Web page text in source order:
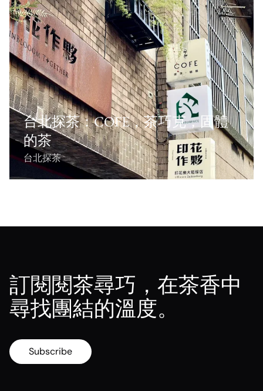
台北探茶：COFE，茶巧克，固體
的茶
台北探茶
訂閱閱茶尋巧，在茶香中
尋找團結的溫度。
Subscribe